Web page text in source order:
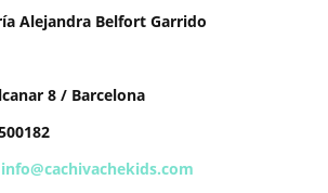
Alejandra Belfort Garrido
8 / Barcelona
info@cachivachekids.com